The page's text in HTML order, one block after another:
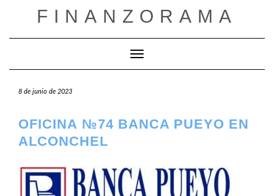
FINANZORAMA
Cambiar modo de navegación
8 de junio de 2023
OFICINA №74 BANCA PUEYO EN
ALCONCHEL